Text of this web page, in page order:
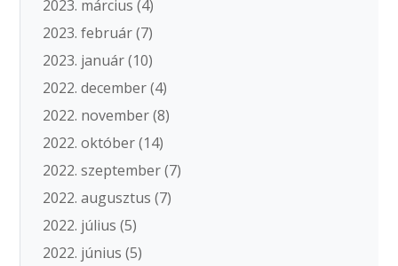
2023. március (4)
2023. február(7)
2023. január(10)
2022. december(4)
2022. november(8)
2022. október(14)
2022. szeptember(7)
2022. augusztus (7)
2022. július (5)
2022. június (5)